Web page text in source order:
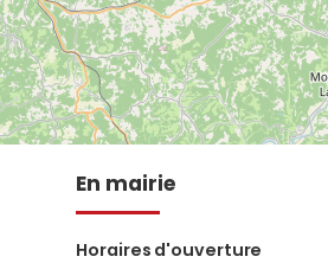
En mairie
Horaires d'ouverture